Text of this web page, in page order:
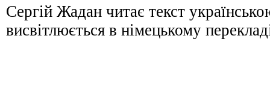
Сергій Жадан читає текст
висвітлюється в німецькому